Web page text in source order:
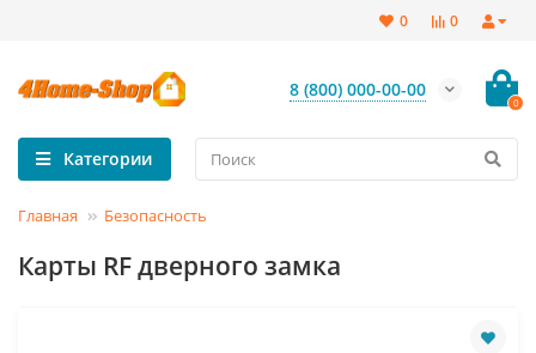
0
0
8 (800) 000-00-00
0
Категории
Главная Безопасность
Карты RF дверного замка